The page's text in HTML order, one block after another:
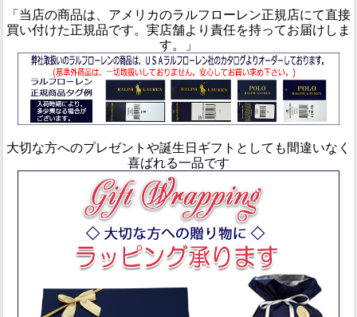
「当店の商品は、アメリカのラルフローレン正規店にて直接
買い付けた正規品です。実店舗より責任を持ってお届けしま
す。」
大切な方へのプレゼントや誕生日ギフトとしても間違いなく
喜ばれる一品です